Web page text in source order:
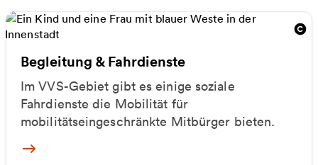
Begleitung & Fahrdienste
Im VVS-Gebiet gibt es einige soziale
Fahrdienste die Mobilität für
mobilitätseingeschränkte Mitbürger bieten.
Mehr zu Begleitung & Fahrdienste